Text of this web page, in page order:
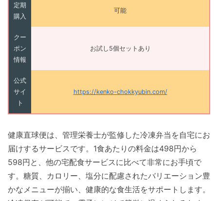
定期
購入
可能
クー
ポン
情報
お試し5個セットあり
公式
サイ
ト
https://kenko-chokkyubin.com/
健康直球便は、管理栄養士が監修した冷凍弁当を自宅にお
届けするサービスです。1食あたりの料金は498円から
598円と、他の宅配食サービスに比べて非常にお手頃で
す。糖質、カロリー、塩分に配慮されたバリエーション豊
かなメニューが揃い、健康的な食生活をサポートします。